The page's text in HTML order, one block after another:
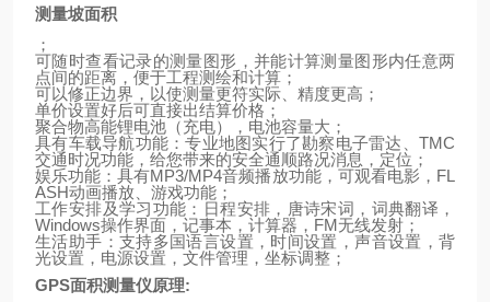
测量坡面积
；
可随时查看记录的测量图形，并能计算测量图形内任意两
点间的距离，便于工程测绘和计算；
可以修正边界，以使测量更符实际、精度更高；
单价设置好后可直接出结算价格；
聚合物高能锂电池（充电），电池容量大；
具有车载导航功能：专业地图实行了勘察电子雷达、 TMC
交通时况功能，给您带来的安全通顺路况消息，定位；
娱乐功能：具有MP3/MP4音频播放功能，可观看电影， FL
ASH动画播放、游戏功能；
工作安排及学习功能：日程安排，唐诗宋词，词典翻译，
Windows操作界面，记事本，计算器， FM无线发射；
生活助手：支持多国语言设置，时间设置，声音设置，背
光设置，电源设置，文件管理，坐标调整；
GPS面积测量仪原理: